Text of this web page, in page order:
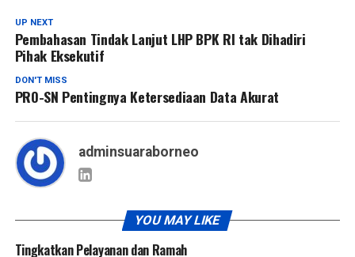
UP NEXT
Pembahasan Tindak Lanjut LHP BPK RI tak Dihadiri
Pihak Eksekutif
DON'T MISS
PRO-SN Pentingnya Ketersediaan Data Akurat
adminsuaraborneo
YOU MAY LIKE
Tingkatkan Pelayanan dan Ramah